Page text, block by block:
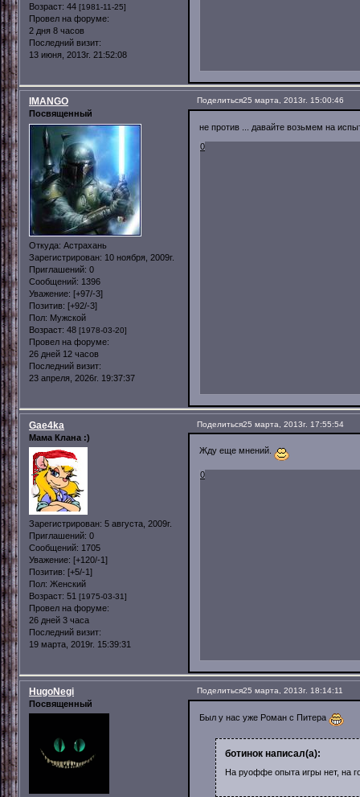
Возраст: 44 [1981-11-25]
Провел на форуме:
2 дня 8 часов
Последний визит:
13 июня, 2013г. 21:52:08
Поделиться25 марта, 2013г. 15:00:46
IMANGO
Посвященный
Откуда: Астрахань
Зарегистрирован: 10 ноября, 2009г.
Приглашений: 0
Сообщений: 1396
Уважение: [+97/-3]
Позитив: [+92/-3]
Пол: Мужской
Возраст: 48 [1978-03-20]
Провел на форуме:
26 дней 12 часов
Последний визит:
23 апреля, 2026г. 19:37:37
не против ... давайте возьмем на
0
Поделиться25 марта, 2013г. 17:55:54
Gae4ka
Мама Клана :)
Зарегистрирован: 5 августа, 2009г.
Приглашений: 0
Сообщений: 1705
Уважение: [+120/-1]
Позитив: [+5/-1]
Пол: Женский
Возраст: 51 [1975-03-31]
Провел на форуме:
26 дней 3 часа
Последний визит:
19 марта, 2019г. 15:39:31
Жду еще мнений.
0
Поделиться25 марта, 2013г. 18:14:11
HugoNegi
Посвященный
Был у нас уже Роман с Питера
ботинок написал(а):
На руоффе опыта игры нет, на